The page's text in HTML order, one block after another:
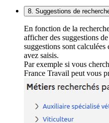
8. Suggestions de
En fonction de la
afficher des suggestions
suggestions sont
avez saisis.
Par exemple si vous
France Travail peut vous